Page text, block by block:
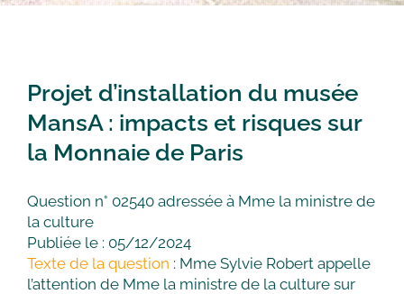
Projet d’installation du musée
MansA : impacts et risques sur
la Monnaie de Paris
Question n° 02540 adressée à Mme la ministre de
la culture
Publiée le : 05/12/2024
Texte de la question : Mme Sylvie Robert appelle
l’attention de Mme la ministre de la culture sur